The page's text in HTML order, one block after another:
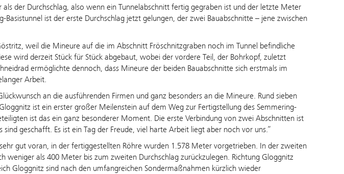
der Durchschlag, also wenn ein Tunnelabschnitt fertig gegraben ist und der letzte Meter
Basistunnel ist der erste Durchschlag jetzt gelungen, der zwei Bauabschnitte – jene zwischen
weil die Mineure auf die im Abschnitt Fröschnitzgraben noch im Tunnel befindliche
wird derzeit Stück für Stück abgebaut, wobei der vordere Teil, der Bohrkopf, zuletzt
ermöglichte dennoch, dass Mineure der beiden Bauabschnitte sich erstmals im
Arbeit.
an die ausführenden Firmen und ganz besonders an die Mineure. Rund sieben
ist ein erster großer Meilenstein auf dem Weg zur Fertigstellung des Semmering-
ist das ein ganz besonderer Moment. Die erste Verbindung von zwei Abschnitten ist
geschafft. Es ist ein Tag der Freude, viel harte Arbeit liegt aber noch vor uns.“
gut voran, in der fertiggestellten Röhre wurden 1.578 Meter vorgetrieben. In der zweiten
weniger als 400 Meter bis zum zweiten Durchschlag zurückzulegen. Richtung Gloggnitz
Gloggnitz sind nach den umfangreichen Sondermaßnahmen kürzlich wieder